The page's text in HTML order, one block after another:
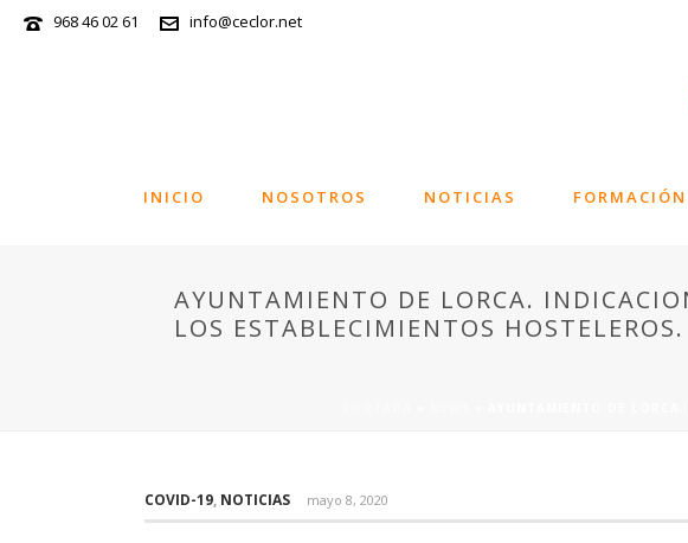
968 46 02 61 info@ceclor.net
INICIO NOSOTROS NOTICIAS FORMACIÓN
AYUNTAMIENTO DE LORCA.
LOS ESTABLECIMIENTOS HOSTELEROS.
COVID-19, NOTICIAS mayo 8, 2020